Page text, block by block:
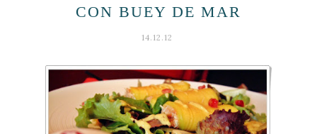
CON BUEY DE MAR
14.12.12